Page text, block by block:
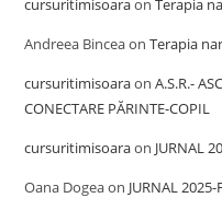
cursuritimisoaraonTerapia
Andreea BinceaonTerapia
cursuritimisoaraonA.S.R.-
CONECTARE PĂRINTE-COPIL
cursuritimisoaraon JURNAL
Oana Dogeaon JURNAL